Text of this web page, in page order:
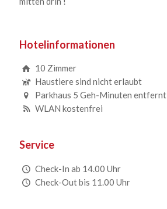
Hotelinformationen
10 Zimmer
Haustiere sind nicht erlaubt
Parkhaus 5 Geh-Minuten entfernt
WLAN kostenfrei
Service
Check-In ab 14.00 Uhr
Check-Out bis 11.00 Uhr